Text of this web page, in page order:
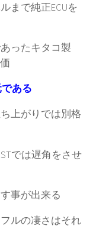
まで純正ECUを
ったキタコ製
ある
上がりでは別格
では遅角をさせ
事が出来る
ルの凄さはそれ